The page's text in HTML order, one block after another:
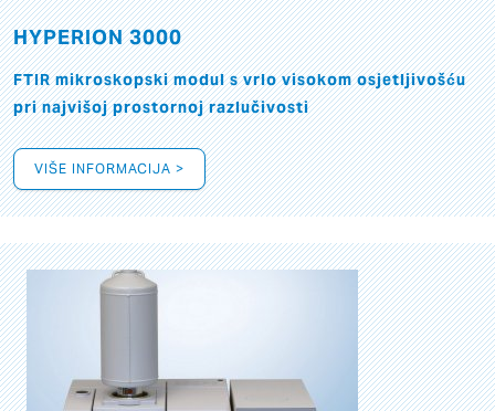
HYPERION 3000
FTIR mikroskopski modul s vrlo visokom osjetljivošću
pri najvišoj prostornoj razlučivosti
VIŠE INFORMACIJA >